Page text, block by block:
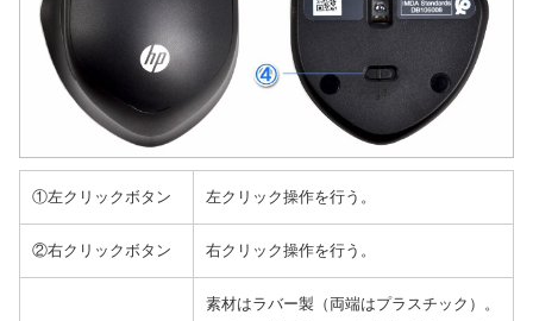
①左クリックボタン 左クリック操作を行う。
②右クリックボタン 右クリック操作を行う。
素材はラバー製（両端はプラスチック）。